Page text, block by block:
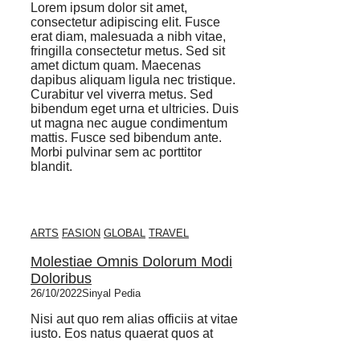
Lorem ipsum dolor sit amet,
consectetur adipiscing elit. Fusce
erat diam, malesuada a nibh vitae,
fringilla consectetur metus. Sed sit
amet dictum quam. Maecenas
dapibus aliquam ligula nec tristique.
Curabitur vel viverra metus. Sed
bibendum eget urna et ultricies. Duis
ut magna nec augue condimentum
mattis. Fusce sed bibendum ante.
Morbi pulvinar sem ac porttitor
blandit.
ARTS FASION GLOBAL TRAVEL
Molestiae Omnis Dolorum Modi
Doloribus
26/10/2022Sinyal Pedia
Nisi aut quo rem alias officiis at vitae
iusto. Eos natus quaerat quos at